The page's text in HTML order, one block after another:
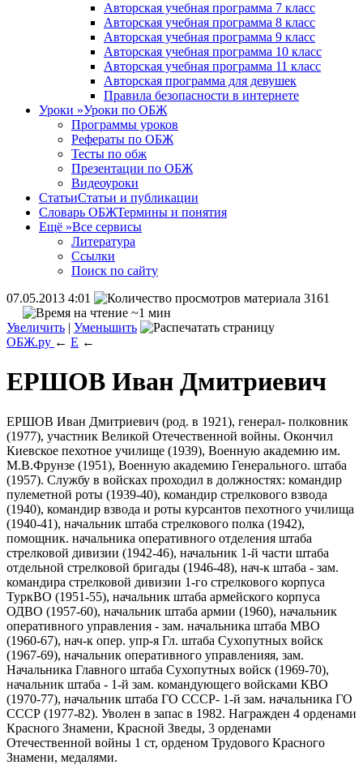
Авторская учебная программа 7 класс
Авторская учебная программа 8 класс
Авторская учебная программа 9 класс
Авторская учебная программа 10 класс
Авторская учебная программа 11 класс
Авторская программа для девушек
Правила безопасности в интернете
Уроки »Уроки по ОБЖ
Программы уроков
Рефераты по ОБЖ
Тесты по обж
Презентации по ОБЖ
Видеоуроки
СтатьиСтатьи и публикации
Словарь ОБЖТермины и понятия
Ещё »Все сервисы
Литература
Ссылки
Поиск по сайту
07.05.2013 4:01
3161
~1 мин
Увеличить | Уменьшить
ОБЖ.ру ← Е ←
ЕРШОВ Иван Дмитриевич
ЕРШОВ Иван Дмитриевич (род. в 1921), генерал- полковник
(1977), участник Великой Отечественной войны. Окончил
Киевское пехотное училище (1939), Военную академию им.
М.В.Фрунзе (1951), Военную академию Генерального. штаба
(1957). Службу в войсках проходил в должностях: командир
пулеметной роты (1939-40), командир стрелкового взвода
(1940), командир взвода и роты курсантов пехотного училища
(1940-41), начальник штаба стрелкового полка (1942),
помощник. начальника оперативного отделения штаба
стрелковой дивизии (1942-46), начальник 1-й части штаба
отдельной стрелковой бригады (1946-48), нач-к штаба - зам.
командира стрелковой дивизии 1-го стрелкового корпуса
ТуркВО (1951-55), начальник штаба армейского корпуса
ОДВО (1957-60), начальник штаба армии (1960), начальник
оперативного управления - зам. начальника штаба МВО
(1960-67), нач-к опер. упр-я Гл. штаба Сухопутных войск
(1967-69), начальник оперативного управленияя, зам.
Начальника Главного штаба Сухопутных войск (1969-70),
начальник штаба - 1-й зам. командующего войсками КВО
(1970-77), начальник штаба ГО СССР- 1-й зам. начальника ГО
СССР (1977-82). Уволен в запас в 1982. Награжден 4 орденами
Красного Знамени, Красной Зведы, 3 орденами
Отечественной войны 1 ст, орденом Трудового Красного
Знамени, медалями.